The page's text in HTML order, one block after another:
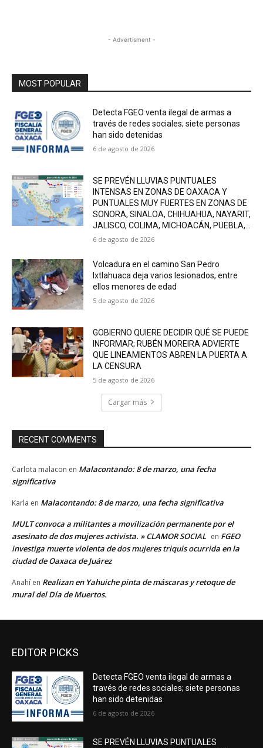
- Advertisment -
MOST POPULAR
Detecta FGEO venta ilegal de armas a
través de redes sociales; siete personas
han sido detenidas
6 de agosto de 2026
SE PREVÉN LLUVIAS PUNTUALES
INTENSAS EN ZONAS DE OAXACA Y
PUNTUALES MUY FUERTES EN ZONAS DE
SONORA, SINALOA, CHIHUAHUA, NAYARIT,
JALISCO, COLIMA, MICHOACÁN, PUEBLA,...
6 de agosto de 2026
Volcadura en el camino San Pedro
Ixtlahuaca deja varios lesionados, entre
ellos menores de edad
5 de agosto de 2026
GOBIERNO QUIERE DECIDIR QUÉ SE PUEDE
INFORMAR; RUBÉN MOREIRA ADVIERTE
QUE LINEAMIENTOS ABREN LA PUERTA A
LA CENSURA
5 de agosto de 2026
Cargar más
RECENT COMMENTS
Carlota malacon en Malacontando: 8 de marzo, una fecha
significativa
Karla en Malacontando: 8 de marzo, una fecha significativa
MULT convoca a militantes a movilización permanente por el
asesinato de dos mujeres activista. » CLAMOR SOCIAL en FGEO
investiga muerte violenta de dos mujeres triquis ocurrida en la
ciudad de Oaxaca de Juárez
Anahí en Realizan en Yahuiche pinta de máscaras y retoque de
mural del Día de Muertos.
EDITOR PICKS
Detecta FGEO venta ilegal de armas a
través de redes sociales; siete personas
han sido detenidas
6 de agosto de 2026
SE PREVÉN LLUVIAS PUNTUALES